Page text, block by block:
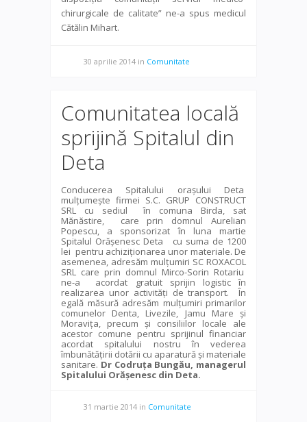
chirurgicale de calitate” ne-a spus medicul
Cătălin Mihart.
30 aprilie 2014 in Comunitate
Comunitatea locală
sprijină Spitalul din
Deta
Conducerea Spitalului oraşului Deta
mulţumeşte firmei S.C. GRUP CONSTRUCT
SRL cu sediul
în comuna Birda, sat
Mănăstire, care prin domnul Aurelian
Popescu, a sponsorizat în luna martie
Spitalul Orăşenesc Deta
cu suma de 1200
lei pentru achiziţionarea unor materiale. De
asemenea, adresăm mulţumiri SC ROXACOL
SRL care prin domnul Mirco-Sorin Rotariu
ne-a
acordat gratuit sprijin logistic în
realizarea unor activităţi de transport.
În
egală măsură adresăm mulţumiri primarilor
comunelor Denta, Livezile, Jamu Mare și
Moraviţa, precum şi consiliilor locale ale
acestor comune pentru sprijinul financiar
acordat spitalului nostru în vederea
îmbunătăţirii dotării cu aparatură şi materiale
sanitare. Dr Codruța Bungău, managerul
Spitalului Orășenesc din Deta.
31 martie 2014 in Comunitate